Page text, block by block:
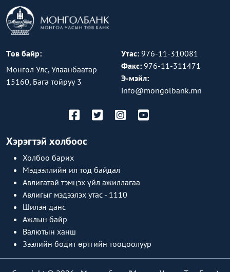
Төв байр:
Монгол Улс, Улаанбаатар
15160, Бага тойруу 3
Утас: 976-11-310081
Факс: 976-11-311471
Э-мэйл:
info@mongolbank.mn
Хэрэгтэй холбоос
Холбоо барих
Мэдээллийн ил тод байдал
Авлигатай тэмцэх үйл ажиллагаа
Авлигыг мэдээлэх утас - 1110
Шилэн данс
Ажлын байр
Валютын ханш
Зээлийн бодит өртгийн тооцоолуур